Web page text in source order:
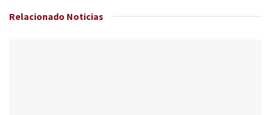
Relacionado Noticias